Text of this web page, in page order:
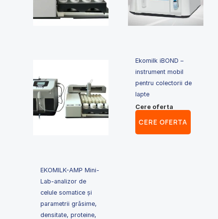
EKOMILK-AMP Mini-
Lab-analizor de
celule somatice și
parametrii grăsime,
densitate, proteine,
Ekomilk iBOND –
instrument mobil
pentru colectorii de
lapte
Cere oferta
CERE OFERTA